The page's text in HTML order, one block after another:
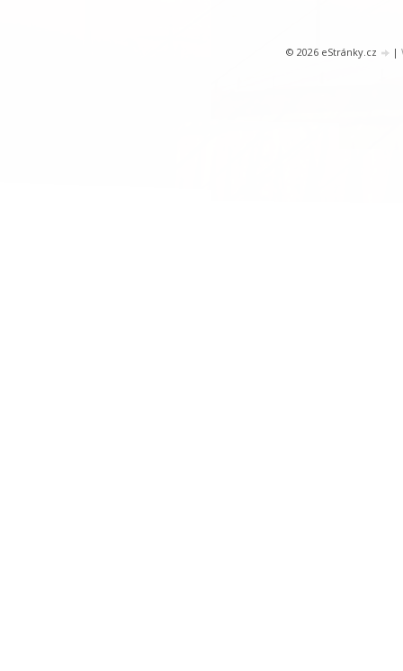
© 2026 eStránky.cz |